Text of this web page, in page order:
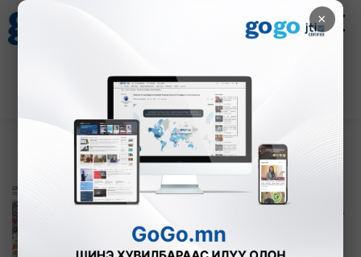
×
Зурхай
8.09
Өнөө орой 23:00 цагаас Монелийн
гудамжны авто замын хөдөлгөөнийг хаана
1 Өчигдөр